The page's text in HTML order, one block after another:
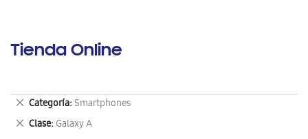
Tienda Online
Categoría Smartphones
Eliminar
este
artículo
Clase Galaxy A
Eliminar